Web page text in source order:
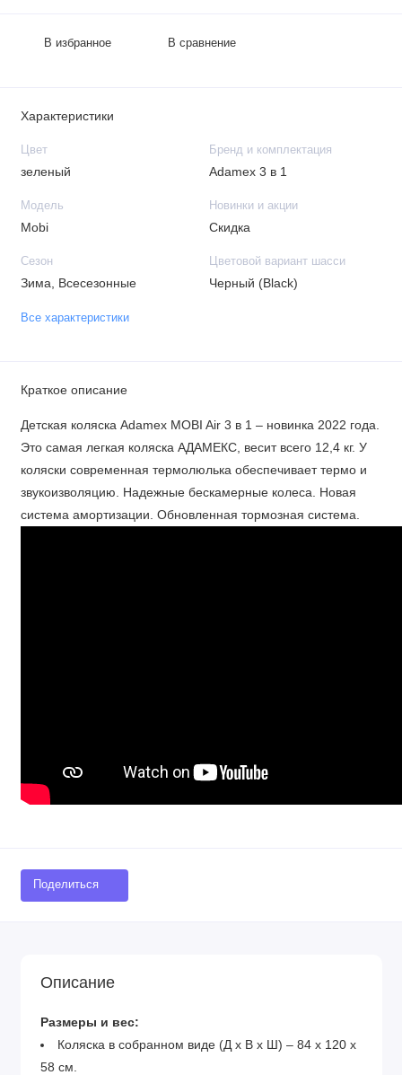
В избранное В сравнение
Характеристики
Цвет
зеленый
Бренд и комплектация
Adamex 3 в 1
Модель
Mobi
Новинки и акции
Скидка
Сезон
Зима, Всесезонные
Цветовой вариант шасси
Черный (Black)
Все характеристики
Краткое описание
Детская коляска Adamex MOBI Air 3 в 1 – новинка 2022 года.
Это самая легкая коляска АДАМЕКС, весит всего 12,4 кг. У
коляски современная термолюлька обеспечивает термо и
звукоизволяцию. Надежные бескамерные колеса. Новая
система амортизации. Обновленная тормозная система.
Поделиться
Описание
Размеры и вес:
Коляска в собранном виде (Д х В х Ш) – 84 х 120 х
58 см.